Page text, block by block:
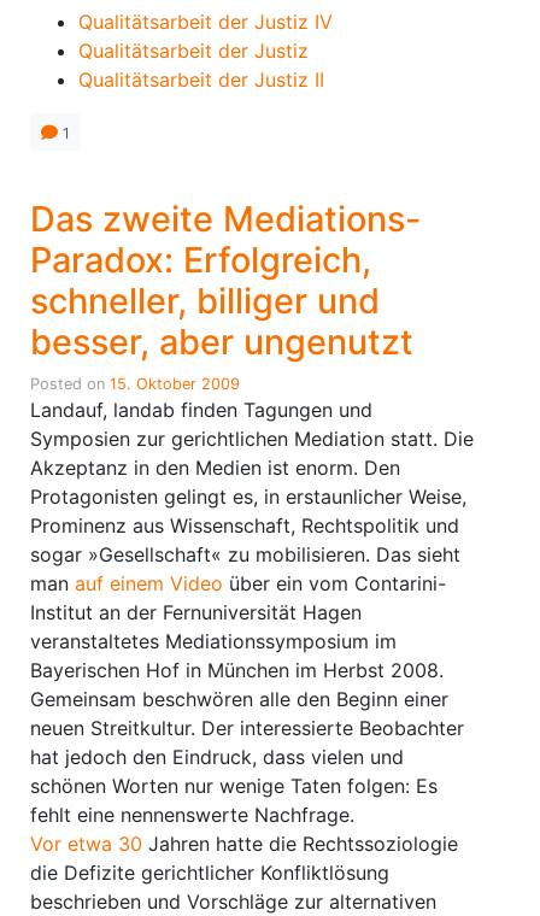
Qualitätsarbeit der Justiz IV
Qualitätsarbeit der Justiz
Qualitätsarbeit der Justiz II
1
Das zweite Mediations-
Paradox: Erfolgreich,
schneller, billiger und
besser, aber ungenutzt
Posted on 15. Oktober 2009
Landauf, landab finden Tagungen und
Symposien zur gerichtlichen Mediation statt. Die
Akzeptanz in den Medien ist enorm. Den
Protagonisten gelingt es, in erstaunlicher Weise,
Prominenz aus Wissenschaft, Rechtspolitik und
sogar »Gesellschaft« zu mobilisieren. Das sieht
man auf einem Video über ein vom Contarini-
Institut an der Fernuniversität Hagen
veranstaltetes Mediationssymposium im
Bayerischen Hof in München im Herbst 2008.
Gemeinsam beschwören alle den Beginn einer
neuen Streitkultur. Der interessierte Beobachter
hat jedoch den Eindruck, dass vielen und
schönen Worten nur wenige Taten folgen: Es
fehlt eine nennenswerte Nachfrage.
Vor etwa 30 Jahren hatte die Rechtssoziologie
die Defizite gerichtlicher Konfliktlösung
beschrieben und Vorschläge zur alternativen